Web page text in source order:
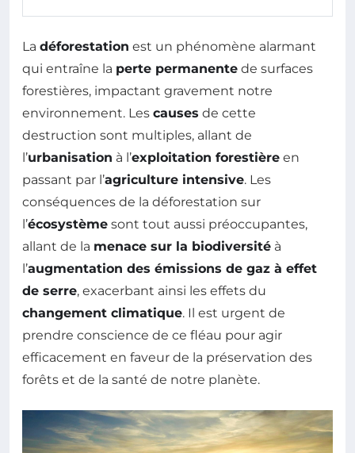
La déforestation est un phénomène alarmant
qui entraîne la perte permanente de surfaces
forestières, impactant gravement notre
environnement. Les causes de cette
destruction sont multiples, allant de
l’urbanisation à l’exploitation forestière en
passant par l’agriculture intensive. Les
conséquences de la déforestation sur
l’écosystème sont tout aussi préoccupantes,
allant de la menace sur la biodiversité à
l’augmentation des émissions de gaz à effet
de serre, exacerbant ainsi les effets du
changement climatique. Il est urgent de
prendre conscience de ce fléau pour agir
efficacement en faveur de la préservation des
forêts et de la santé de notre planète.